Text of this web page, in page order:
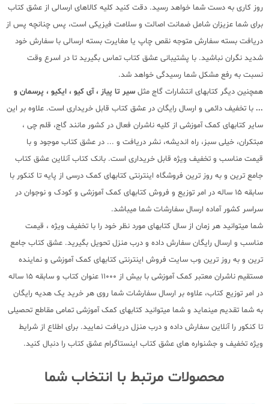
روز کاری به دست شما خواهد رسید. دقت کنید کلیه کالاهای ارسالی از عشق کتاب
برای شما عزیزان شامل ضمانت اصالت و سلامت فیزیکی است، پس چنانچه پس از
دریافت بسته سفارش متوجه نقص چاپ یا مغایرت بسته ارسالی با سفارش خود
شدید نگران نباشید. با پشتیبانی عشق کتاب تماس بگیرید تا در اسرع وقت
نسبت به رفع مشکل شما رسیدگی خواهد شد.
همچنین دیگر کتابهای انتشارات گاج مثل سیر تا پیاز ، آی کیو ، ایکیو ، پرسمان و
... با تخفیف دائمی و ارسال رایگان در عشق کتاب قابل خریداری است. علاوه بر این
سایر کتابهای کمک آموزشی از کلیه ناشران فعال در کشور مانند گاج، قلم چی ،
مبتکران، خیلی سبز، راه اندیشه، نشر دریافت و ... در عشق کتاب موجود و با
قیمت مناسب و تخفیف ویژه قابل خریداری است. بانک کتاب آنلاین عشق کتاب
جامع ترین و به روز ترین فروشگاه اینترنتی کتابهای کمک درسی از پایه تا کنکور با
سابقه 15 ساله در امر توزیع و فروش کتابهای کمک آموزشی و کودک و نوجوان در
سراسر کشور آماده ارسال سفارشات شما میباشد.
شما میتوانید هر زمان از سال کتابهای مورد نظر خود را با تخفیف ویژه ، قیمت
مناسب و ارسال رایگان سفارش داده و درب منزل تحویل بگیرید. عشق کتاب جامع
ترین و به روز ترین وب سایت فروش اینترنتی کتابهای کمک آموزشی و نماینده
مستقیم ناشران معتبر کمک آموزشی با بیش از 11000 عنوان کتاب و سابقه 15 ساله
در امر توزیع کتاب، علاوه بر ارسال سفارشات شما روی هر خرید یک هدیه رایگان
به شما تقدیم مینماید و شما میتوانید کتابهای کمک آموزشی تمامی مقاطع تحصیلی
تا کنکور را آنلاین سفارش داده و درب منزل دریافت نمایید. برای اطلاع از شرایط
ویژه تخفیف و جشنواره های عشق کتاب اینستاگرام عشق کتاب را دنبال کنید.
محصولات مرتبط با انتخاب شما